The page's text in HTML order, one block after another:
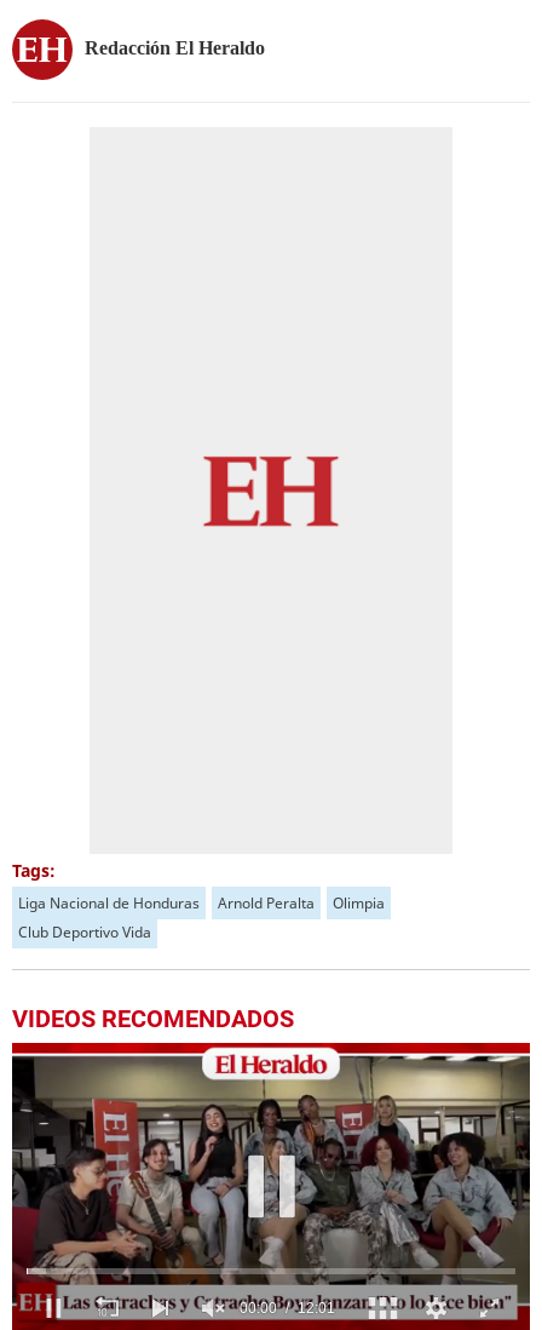
Redacción El Heraldo
Tags:
Liga Nacional de Honduras Arnold Peralta
Olimpia
Club Deportivo Vida
VIDEOS RECOMENDADOS